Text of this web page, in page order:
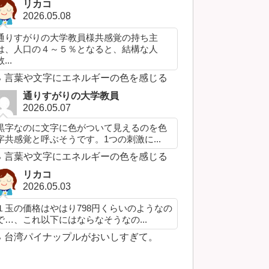
リカコ
2026.05.08
りすがりの大学教員様共感覚の持ち主
、人口の４～５％となると、結構な人
...
言葉や文字にエネルギーの色を感じる
通りすがりの大学教員
2026.05.07
字なのに文字に色がついて見えるのを色
共感覚と呼ぶそうです。1つの刺激に...
言葉や文字にエネルギーの色を感じる
リカコ
2026.05.03
玉の価格はやはり798円くらいのようなの
…、これ以下にはならなそうなの...
台湾パイナップルがおいしすぎて。